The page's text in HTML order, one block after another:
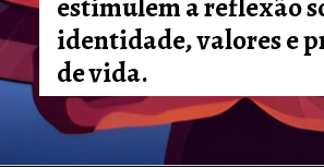
identidade, valores e
de vida.